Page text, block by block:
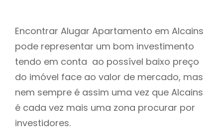
Encontrar Alugar Apartamento em Alcains
pode representar um bom investimento
tendo em conta ao possível baixo preço
do imóvel face ao valor de mercado, mas
nem sempre é assim uma vez que Alcains
é cada vez mais uma zona procurar por
investidores.